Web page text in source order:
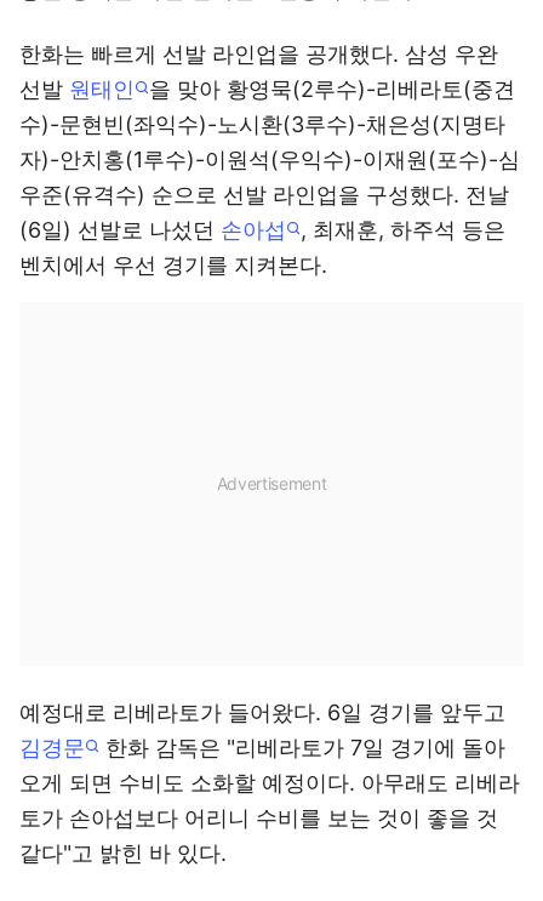
한화는 빠르게 선발 라인업을 공개했다. 삼성 우완
선발 원태인
을 맞아 황영묵(2루수)-리베라토(중견
수)-문현빈(좌익수)-노시환(3루수)-채은성(지명타
자)-안치홍(1루수)-이원석(우익수)-이재원(포수)-심
우준(유격수) 순으로 선발 라인업을 구성했다. 전날
(6일) 선발로 나섰던 손아섭
, 최재훈, 하주석 등은
벤치에서 우선 경기를 지켜본다.
예정대로 리베라토가 들어왔다. 6일 경기를 앞두고
김경문
한화 감독은 "리베라토가 7일 경기에 돌아
오게 되면 수비도 소화할 예정이다. 아무래도 리베라
토가 손아섭보다 어리니 수비를 보는 것이 좋을 것
같다"고 밝힌 바 있다.